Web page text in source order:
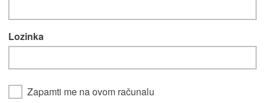
Lozinka
Zapamti me na ovom računalu